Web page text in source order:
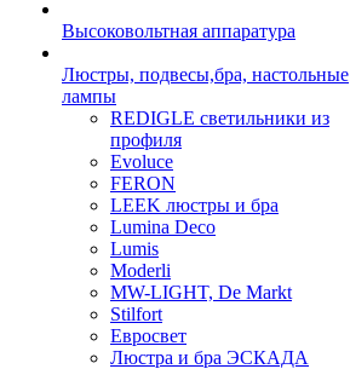
Высоковольтная аппаратура
Люстры, подвесы,бра, настольные
лампы
REDIGLE светильники из
профиля
Evoluce
FERON
LEEK люстры и бра
Lumina Deco
Lumis
Moderli
MW-LIGHT, De Markt
Stilfort
Евросвет
Люстра и бра ЭСКАДА